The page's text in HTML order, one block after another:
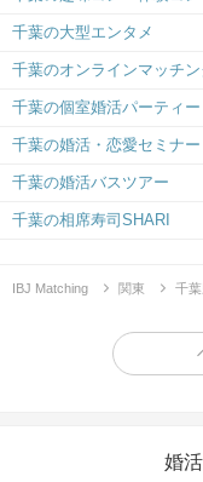
千葉の大型エンタメ
千葉のオンラインマッチ
千葉の個室婚活パーティー
千葉の婚活・恋愛セミナー
千葉の婚活バスツアー
千葉の相席寿司SHARI
IBJ Matching 関東 千葉
婚